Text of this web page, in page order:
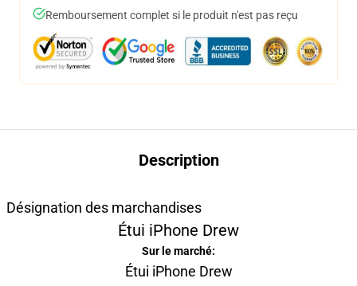
Remboursement complet si le produit n'est pas reçu
Description
Désignation des marchandises
Étui iPhone Drew
Sur le marché:
Étui iPhone Drew